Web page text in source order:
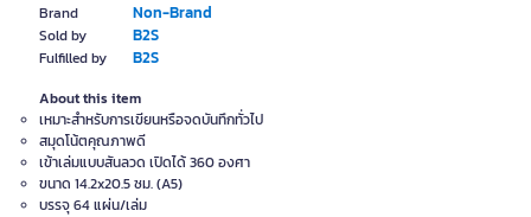
Brand Non-Brand
Sold by B2S
Fulfilled by B2S
About this item
เหมาะสำหรับการเขียนหรือจดบันทึกทั่วไป
สมุดโน้ตคุณภาพดี
เข้าเล่มแบบสันลวด เปิดได้ 360 องศา
ขนาด 14.2x20.5 ซม. (A5)
บรรจุ 64 แผ่น/เล่ม